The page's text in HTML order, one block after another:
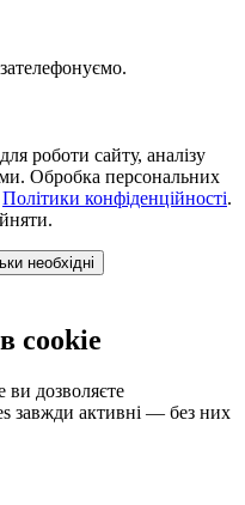
роботи сайту, аналізу
Обробка персональних
Політики конфіденційності.
необхідні
cookie
ви дозволяєте
завжди активні — без них